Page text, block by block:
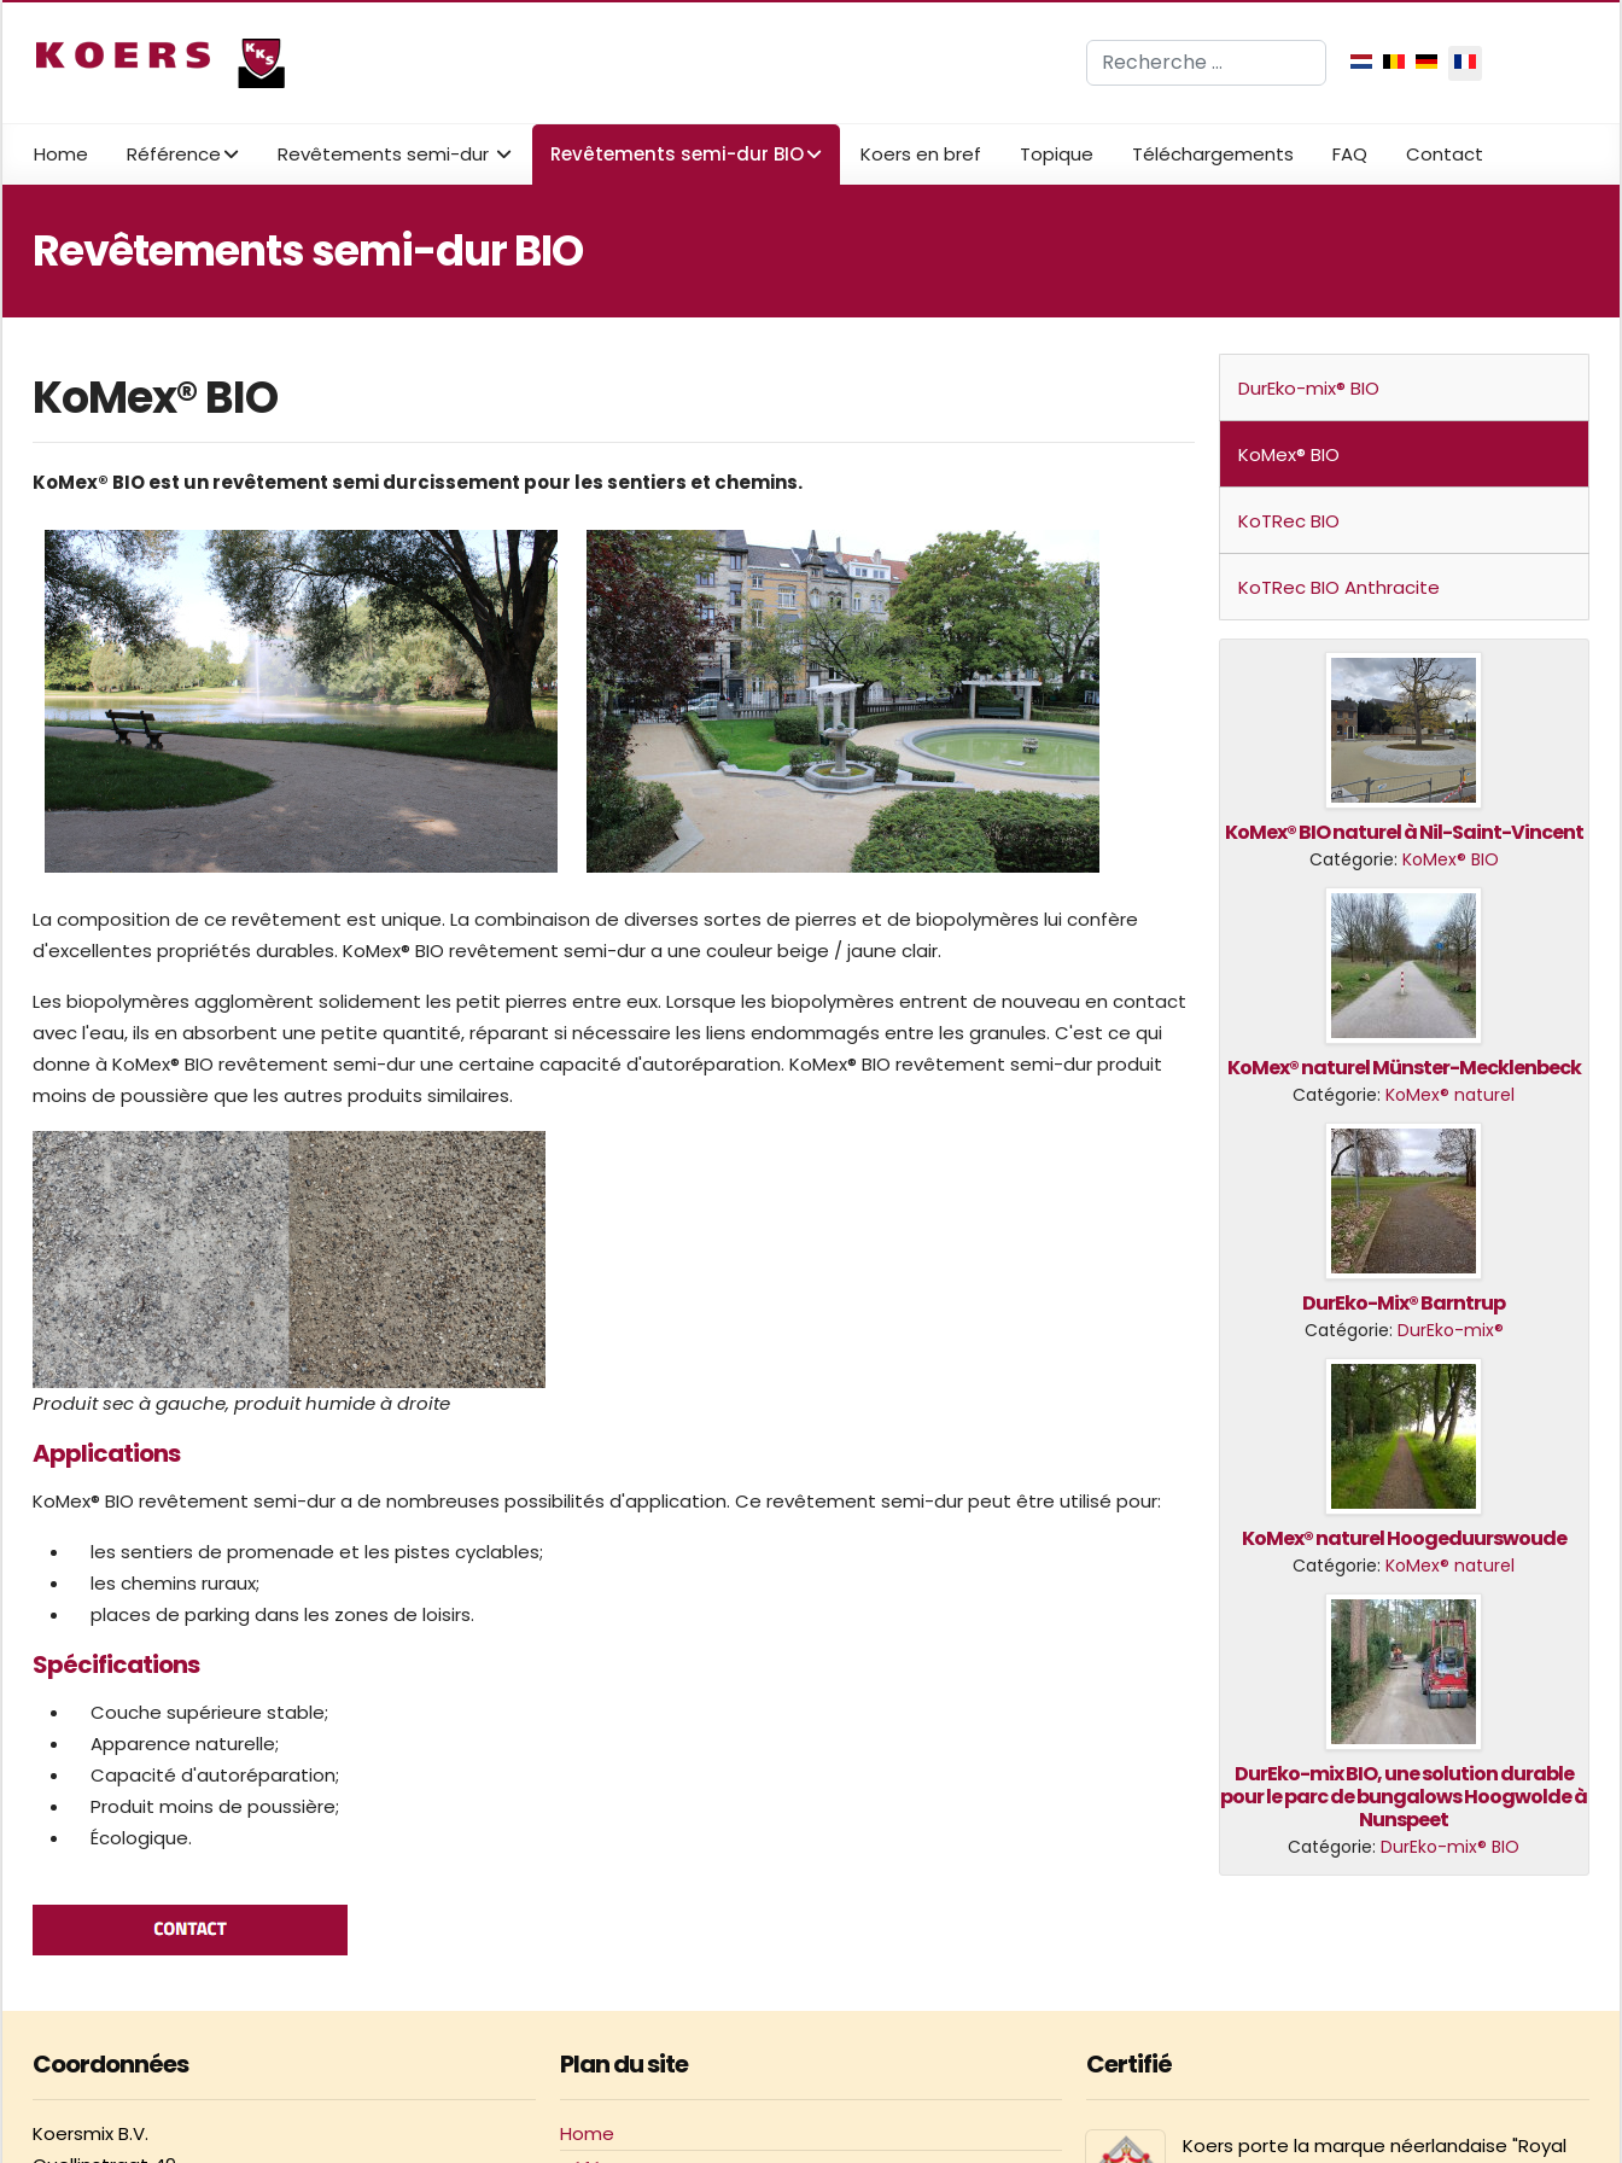
Rechercher Sélectionnez votre langue
Home Référence Revêtements semi-dur Revêtements semi-dur BIO Koers en bref Topique Téléchargements FAQ Contact
Revêtements semi-dur BIO
KoMex® BIO
KoMex® BIO est un revêtement semi durcissement pour les sentiers et chemins.
La composition de ce revêtement est unique. La combinaison de diverses sortes de pierres et de biopolymères lui confère
d'excellentes propriétés durables. KoMex® BIO revêtement semi-dur a une couleur beige / jaune clair.
Les biopolymères agglomèrent solidement les petit pierres entre eux. Lorsque les biopolymères entrent de nouveau en contact
avec l'eau, ils en absorbent une petite quantité, réparant si nécessaire les liens endommagés entre les granules. C'est ce qui
donne à KoMex® BIO revêtement semi-dur une certaine capacité d'autoréparation. KoMex® BIO revêtement semi-dur produit
moins de poussière que les autres produits similaires.
Produit sec à gauche, produit humide à droite
Applications
KoMex® BIO revêtement semi-dur a de nombreuses possibilités d'application. Ce revêtement semi-dur peut être utilisé pour:
les sentiers de promenade et les pistes cyclables;
les chemins ruraux;
places de parking dans les zones de loisirs.
Spécifications
Couche supérieure stable;
Apparence naturelle;
Capacité d'autoréparation;
Produit moins de poussière;
Écologique.
DurEko-mix® BIO
KoMex® BIO
KoTRec BIO
KoTRec BIO Anthracite
KoMex® BIO naturel à Nil-Saint-Vincent
Catégorie: KoMex® BIO
KoMex® naturel Münster-Mecklenbeck
Catégorie:KoMex® naturel
DurEko-Mix® Barntrup
Catégorie: DurEko-mix®
KoMex® naturel Hoogeduurswoude
Catégorie:KoMex® naturel
DurEko-mix BIO, une solution durable
pour le parc de bungalows Hoogwolde à
Nunspeet
Catégorie:DurEko-mix® BIO
Coordonnées
Koersmix B.V.
Plan du site
Home
Certifié
Koers porte la marque néerlandaise "Royal